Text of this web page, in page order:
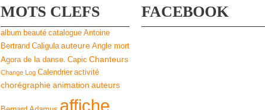
MOTS CLEFS
album beauté catalogue Antoine
Bertrand Caligula auteure Angle mort
Agora de la danse. Capic Chanteurs
Change Log Calendrier activité
chorégraphieanimation auteurs
affiche
FACEBOOK